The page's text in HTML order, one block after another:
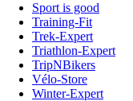
Sport is good
Training-Fit
Trek-Expert
Triathlon-Expert
TripNBikers
Vélo-Store
Winter-Expert